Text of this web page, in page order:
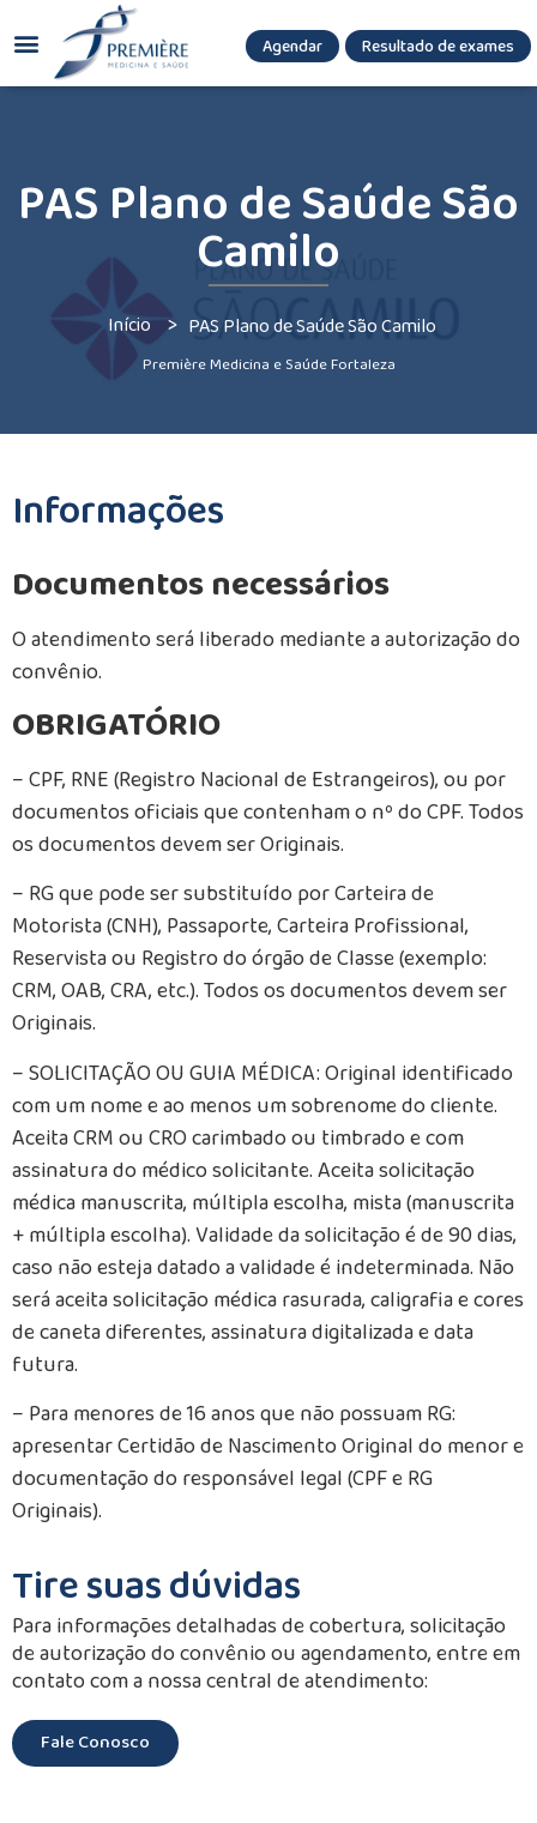
Agendar Resultado de exames
PAS Plano de Saúde São
Camilo
Início > PAS Plano de Saúde São Camilo
Première Medicina e Saúde Fortaleza
Informações
Documentos necessários
O atendimento será liberado mediante a autorização do
convênio.
OBRIGATÓRIO
– CPF, RNE (Registro Nacional de Estrangeiros), ou por
documentos oficiais que contenham o nº do CPF. Todos
os documentos devem ser Originais.
– RG que pode ser substituído por Carteira de
Motorista (CNH), Passaporte, Carteira Profissional,
Reservista ou Registro do órgão de Classe (exemplo:
CRM, OAB, CRA, etc.). Todos os documentos devem ser
Originais.
– SOLICITAÇÃO OU GUIA MÉDICA: Original identificado
com um nome e ao menos um sobrenome do cliente.
Aceita CRM ou CRO carimbado ou timbrado e com
assinatura do médico solicitante. Aceita solicitação
médica manuscrita, múltipla escolha, mista (manuscrita
+ múltipla escolha). Validade da solicitação é de 90 dias,
caso não esteja datado a validade é indeterminada. Não
será aceita solicitação médica rasurada, caligrafia e cores
de caneta diferentes, assinatura digitalizada e data
futura.
– Para menores de 16 anos que não possuam RG:
apresentar Certidão de Nascimento Original do menor e
documentação do responsável legal (CPF e RG
Originais).
Tire suas dúvidas
Para informações detalhadas de cobertura, solicitação
de autorização do convênio ou agendamento, entre em
contato com a nossa central de atendimento:
Fale Conosco